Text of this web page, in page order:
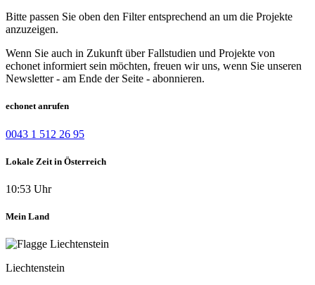
Bitte passen Sie oben den Filter entsprechend an um die Projekte
anzuzeigen.
Wenn Sie auch in Zukunft über Fallstudien und Projekte von
echonet informiert sein möchten, freuen wir uns, wenn Sie unseren
Newsletter - am Ende der Seite - abonnieren.
echonet anrufen
0043 1 512 26 95
Lokale Zeit in Österreich
10:53 Uhr
Mein Land
Liechtenstein